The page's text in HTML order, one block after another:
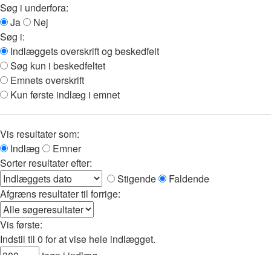
Søg i underfora:
Ja
Nej
Søg i:
Indlæggets overskrift og beskedfelt
Søg kun i beskedfeltet
Emnets overskrift
Kun første indlæg i emnet
Vis resultater som:
Indlæg
Emner
Sorter resultater efter:
Stigende
Faldende
Afgræns resultater til forrige:
Vis første:
Indstil til 0 for at vise hele indlægget.